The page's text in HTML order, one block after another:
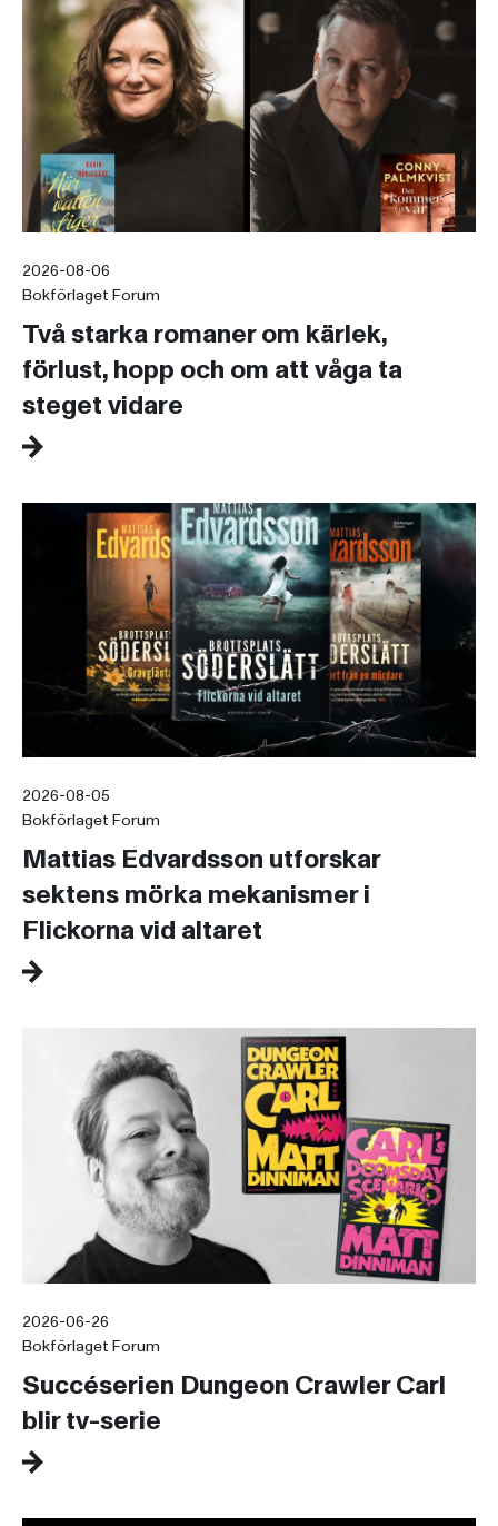
2026-08-06
Bokförlaget Forum
Två starka romaner om kärlek,
förlust, hopp och om att våga ta
steget vidare
2026-08-05
Bokförlaget Forum
Mattias Edvardsson utforskar
sektens mörka mekanismer i
Flickorna vid altaret
2026-06-26
Bokförlaget Forum
Succéserien Dungeon Crawler Carl
blir tv-serie